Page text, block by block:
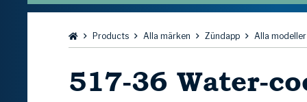
Bläddra:Products Alla märken Zündapp Alla modeller
517-36 Water-